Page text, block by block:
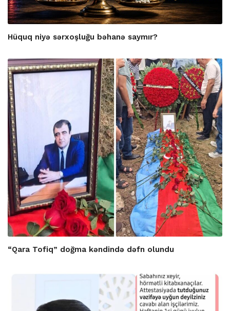
Hüquq niyə sərxoşluğu bəhanə saymır?
“Qara Tofiq” doğma kəndində dəfn olundu